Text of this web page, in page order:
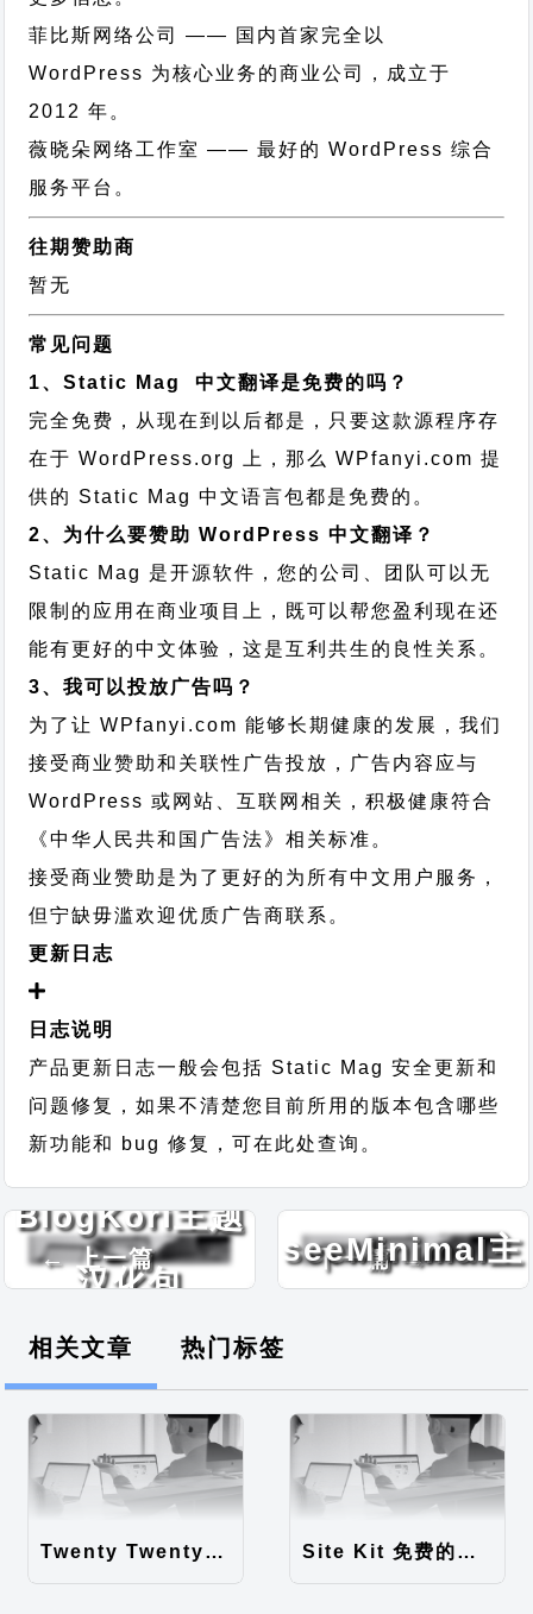
菲比斯网络公司
—— 国内首家完全以
WordPress 为核心业务的商业公司，成立于
2012 年。
薇晓朵网络工作室 —— 最好的 WordPress 综合
服务平台。
往期赞助商
暂无
常见问题
1、Static Mag 中文翻译是免费的吗？
完全免费，从现在到以后都是，只要这款源程序存
在于 WordPress.org 上，那么 WPfanyi.com 提
供的 Static Mag 中文语言包都是免费的。
2、为什么要赞助 WordPress 中文翻译？
Static Mag 是开源软件，您的公司、团队可以无
限制的应用在商业项目上，既可以帮您盈利现在还
能有更好的中文体验，这是互利共生的良性关系。
3、我可以投放广告吗？
为了让 WPfanyi.com 能够长期健康的发展，我们
接受商业赞助和关联性广告投放，广告内容应与
WordPress 或网站、互联网相关，积极健康符合
《中华人民共和国广告法》相关标准。
接受商业赞助是为了更好的为所有中文用户服务，
但宁缺毋滥欢迎优质广告商联系。
更新日志
日志说明
产品更新日志一般会包括 Static Mag 安全更新和
问题修复，如果不清楚您目前所用的版本包含哪些
新功能和 bug 修复，可在此处查询。
← 上一篇
BlogKori主题
汉化包
下一篇 →
Shuttle
seeMinimal主
相关文章 热门标签
Twenty Twenty-Five 免费的WordPress内容主题 Site Kit 免费的WordPress数据统计插件